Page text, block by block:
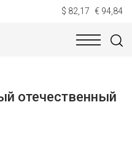
$ 82,17 € 94,84
отечественный